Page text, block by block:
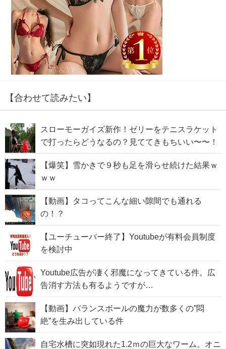
【合わせて読みたい】
スローモーガイズ新作！ゼリーをテニスラケット
で打ったらどうなるの？見ててきもちいい〜〜！
【爆笑】雪かきで９秒も足を滑らせ続けた結果ｗ
ｗｗ
【動画】タコってこんな細い隙間でも通れる
の！？
【ユーチューバー終了】Youtubeが有料会員制度
を検討中
Youtube広告が凄く邪魔になってきている件。広
告消す方法も有るようですが…
【動画】バランスボールの魔力が数多くの”悶
絶”を生み出している件
自宅水槽に突如現れた1.2ｍの巨大なワーム。オニ